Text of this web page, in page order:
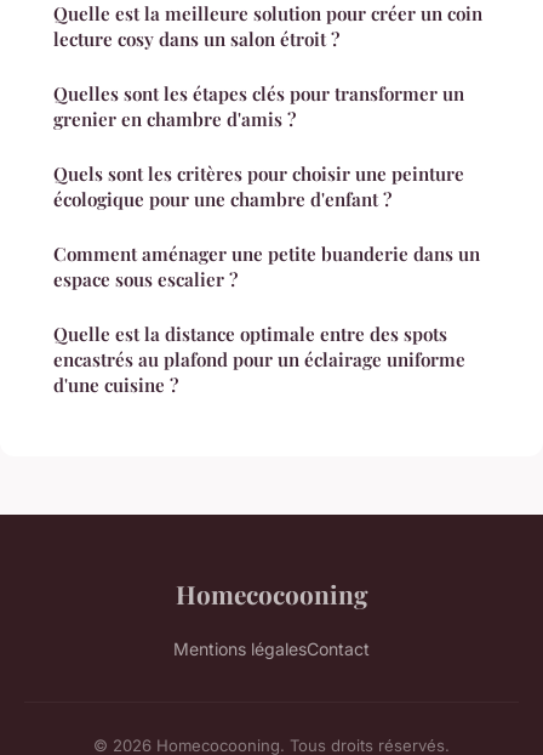
Quelle est la meilleure solution pour créer un coin
lecture cosy dans un salon étroit ?
Quelles sont les étapes clés pour transformer un
grenier en chambre d'amis ?
Quels sont les critères pour choisir une peinture
écologique pour une chambre d'enfant ?
Comment aménager une petite buanderie dans un
espace sous escalier ?
Quelle est la distance optimale entre des spots
encastrés au plafond pour un éclairage uniforme
d'une cuisine ?
Homecocooning
Mentions légalesContact
© 2026 Homecocooning. Tous droits réservés.